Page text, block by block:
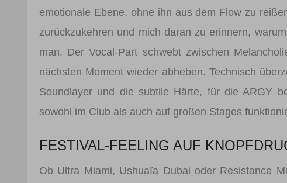
emotionale Ebene, ohne ihn aus dem Flow zu
zurückzukehren und mich daran zu erinnern,
man. Der Vocal-Part schwebt zwischen
nächsten Moment wieder abheben. Technisch
Soundlayer und die subtile Härte, für die ARGY
sowohl im Club als auch auf großen Stages
FESTIVAL-FEELING AUF
Ob Ultra Miami, Ushuaïa Dubai oder Resistance